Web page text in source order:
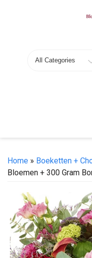
Home » Boeketten +
Bloemen + 300 Gram